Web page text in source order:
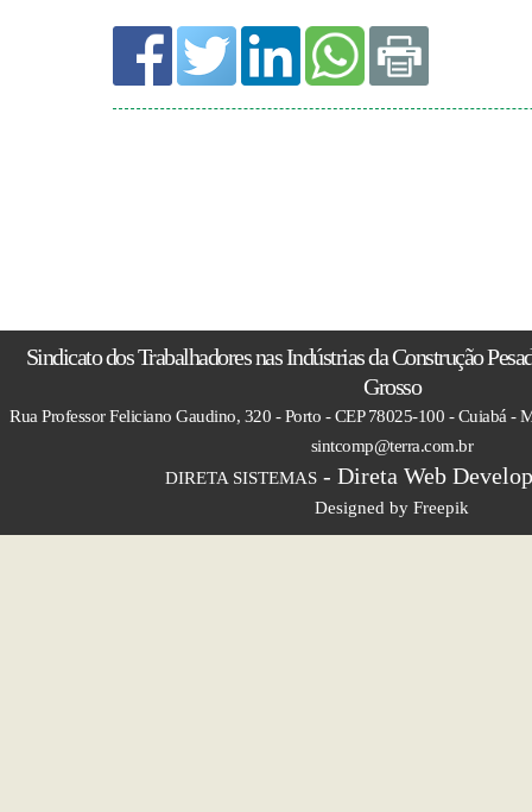
Sindicato dos Trabalhadores nas Indústrias da Construção
Grosso
Rua Professor Feliciano Gaudino, 320 - Porto - CEP 78025-100 - Cuiabá -
sintcomp@terra.com.br
DIRETA SISTEMAS- Direta Web
Designed by Freepik